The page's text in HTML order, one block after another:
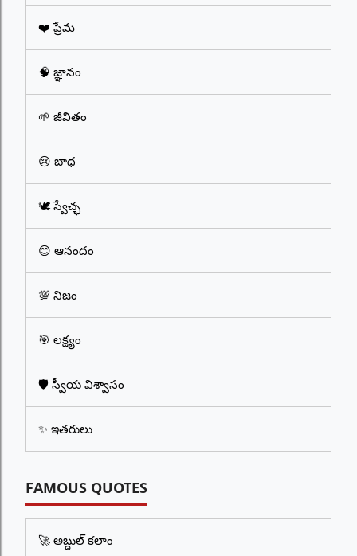
❤️ ప్రేమ
🧠 జ్ఞానం
🌱 జీవితం
😢 బాధ
🕊️ స్వేచ్ఛ
😊 ఆనందం
💯 నిజం
🎯 లక్ష్యం
🛡️ స్వీయ విశ్వాసం
✨ ఇతరులు
FAMOUS QUOTES
🚀 అబ్దుల్ కలాం